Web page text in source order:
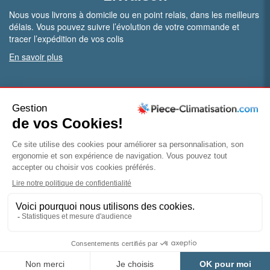
Nous vous livrons à domicile ou en point relais, dans les meilleurs
délais. Vous pouvez suivre l’évolution de votre commande et
tracer l’expédition de vos colis
En savoir plus
Vous êtes professionnel ?
Bénéficiez de conditions particulières en ouvrant un compte
pro
Mentions légales|Conditions
générales de vente| Politique de confidentialité